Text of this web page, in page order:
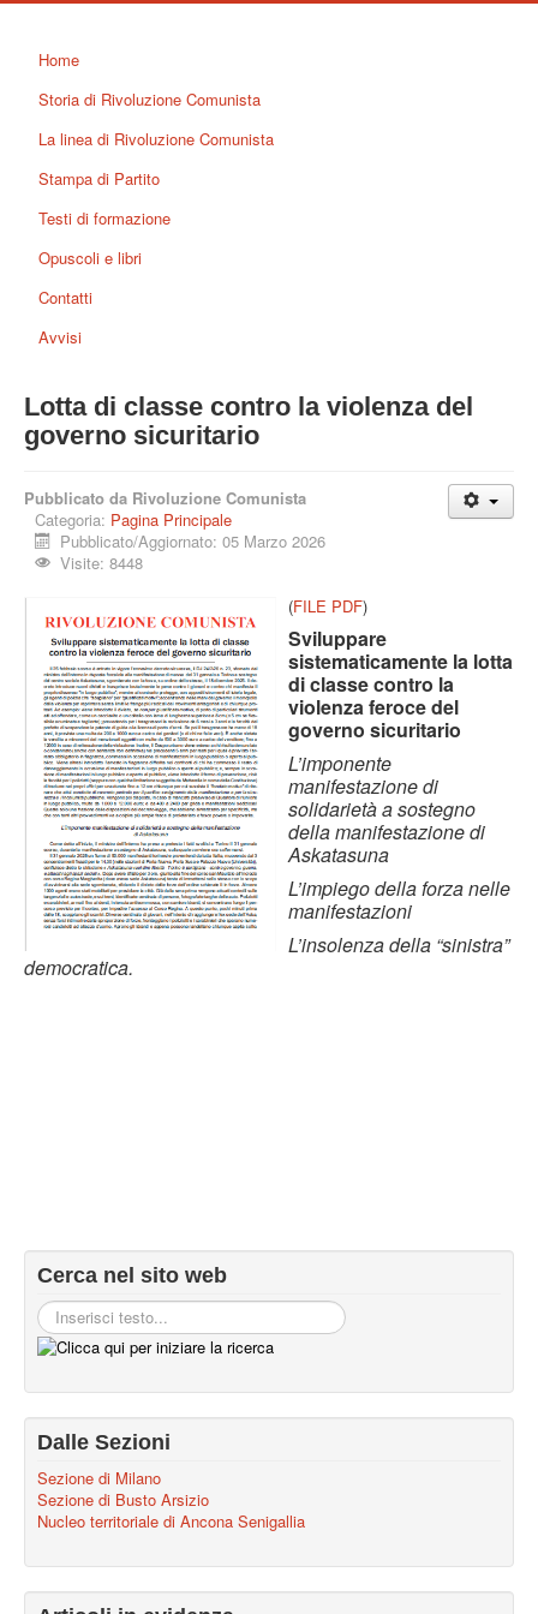
Home
Storia di Rivoluzione Comunista
La linea di Rivoluzione Comunista
Stampa di Partito
Testi di formazione
Opuscoli e libri
Contatti
Avvisi
Lotta di classe contro la violenza del
governo sicuritario
Pubblicato da Rivoluzione Comunista
Categoria: Pagina Principale
Pubblicato/Aggiornato: 05 Marzo 2026
Visite: 8448
(FILE PDF)
Sviluppare
sistematicamente la lotta
di classe contro la
violenza feroce del
governo sicuritario
L’imponente
manifestazione di
solidarietà a sostegno
della manifestazionedi
Askatasuna
L’impiego della forza nelle
manifestazioni
L’insolenza della “sinistra”
democratica.
Cerca nel sito web
Dalle Sezioni
Sezione di Milano
Sezione di Busto Arsizio
Nucleo territoriale di Ancona Senigallia